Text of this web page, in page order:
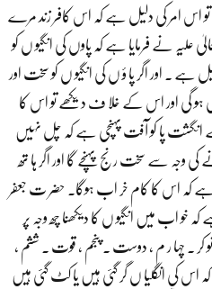
اس امر کی دلیل ہے کہ اس کافر زند مرے
علیہ نے فرمایا ہے کہ پاوں کی انگیو ں کو
۔ اور اگر پا ؤ ں کی انگیو ں کو سخت اور
گی اور اس کے خلا ف دیکھے تو اس کا
انگشت پا کو آفت پہنچی ہے کہ چل نہیں
سے سخت رنج پہنچے گا اور اگر ہا تھ
ہے کہ اس کا کام خر اب ہوگا۔ حضر ت جعفر
خو اب میں انگیو ں کا دیکھنا چھ وجہ پر
کر ۔ چہا ر م ، دوست ۔ پنجم ، قوت ۔ ششم ،
اس کی انگلیا ں گر گئی ہیں یا کٹ گئی ہیں